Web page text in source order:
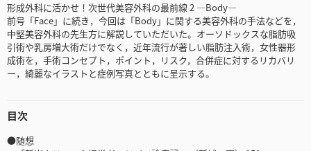
形成外科に活かせ！次世代美容外科の最前線 2 ―Body―
前号「Face」に続き，今回は「Body」に関する美容外科の手法などを，
中堅美容外科の先生方に解説していただいた。オーソドックスな脂肪吸
引術や乳房増大術だけでなく，近年流行が著しい脂肪注入術，女性器形
成術を，手術コンセプト，ポイント，リスク，合併症に対するリカバリ
ー，綺麗なイラストと症例写真とともに呈示する。
目次
●随想